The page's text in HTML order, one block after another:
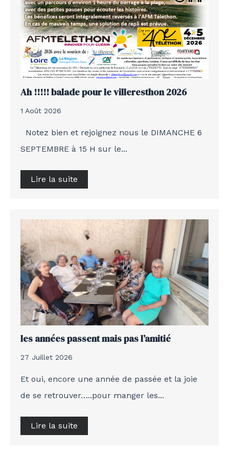
Ah !!!!! balade pour le villeresthon 2026
1 Août 2026
Notez bien et rejoignez nous le DIMANCHE 6
SEPTEMBRE à 15 H sur le...
Lire la suite
les années passent mais pas l’amitié
27 Juillet 2026
Et oui, encore une année de passée et la joie
de se retrouver…..pour manger les...
Lire la suite